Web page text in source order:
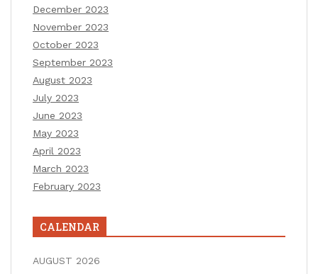
December 2023
November 2023
October 2023
September 2023
August 2023
July 2023
June 2023
May 2023
April 2023
March 2023
February 2023
CALENDAR
AUGUST 2026